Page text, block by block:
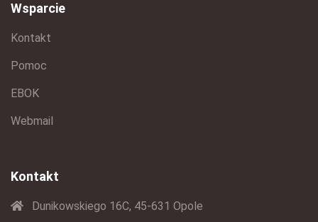
Wsparcie
Kontakt
Pomoc
EBOK
Webmail
Kontakt
Dunikowskiego 16C, 45-631 Opole